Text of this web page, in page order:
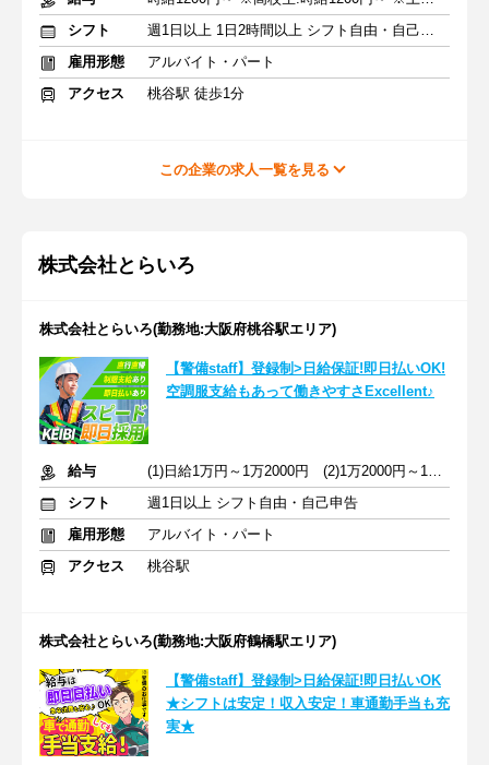
シフト
週1日以上 1日2時間以上 シフト自由・自己申告
雇用形態
アルバイト・パート
アクセス
桃谷駅 徒歩1分
この企業の求人一覧を見る
株式会社とらいろ
株式会社とらいろ(勤務地:大阪府桃谷駅エリア)
【警備staff】登録制>日給保証!即日払いOK!
空調服支給もあって働きやすさExcellent♪
給与
(1)日給1万円～1万2000円 (2)1万2000円～1万4000円
シフト
週1日以上 シフト自由・自己申告
雇用形態
アルバイト・パート
アクセス
桃谷駅
株式会社とらいろ(勤務地:大阪府鶴橋駅エリア)
【警備staff】登録制>日給保証!即日払いOK
★シフトは安定！収入安定！車通勤手当も充
実★